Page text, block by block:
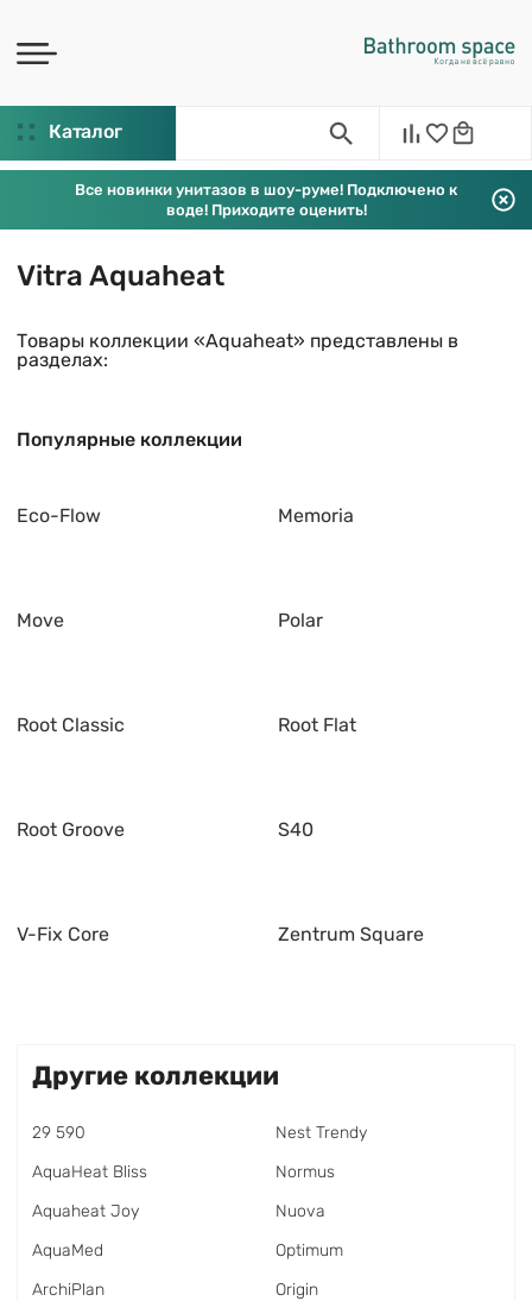
Каталог
Все новинки унитазов в шоу-руме! Подключено к
воде! Приходите оценить!
Vitra Aquaheat
Товары коллекции «Aquaheat» представлены в
разделах:
Популярные коллекции
Eco-Flow Memoria
Move Polar
Root Classic Root Flat
Root Groove S40
V-Fix Core Zentrum Square
Другие коллекции
29 590
AquaHeat Bliss
Aquaheat Joy
AquaMed
ArchiPlan
Nest Trendy
Normus
Nuova
Optimum
Origin